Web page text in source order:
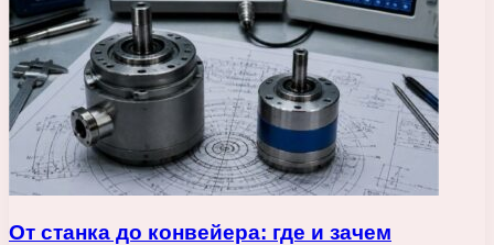
От станка до конвейера: где и зачем